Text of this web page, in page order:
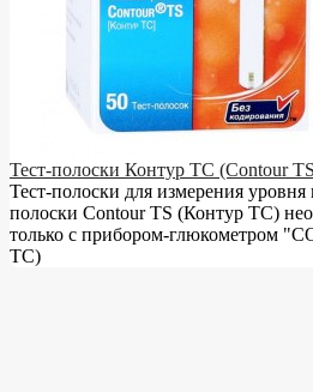
Тест-полоски Контур ТС (Contour
Тест-полоски для измерения
полоски Contour TS (Контур ТС)
только с прибором-глюкометром
ТС)